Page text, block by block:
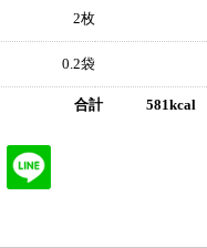
2枚
0.2袋
合計 581kcal